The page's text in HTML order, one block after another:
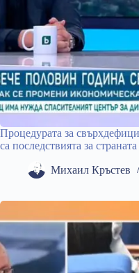
Процедурата за
са последствията за
Михаил Кръстев